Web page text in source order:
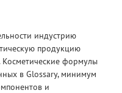
индустрию
продукцию
Косметические формулы
в Glossary, минимум
и